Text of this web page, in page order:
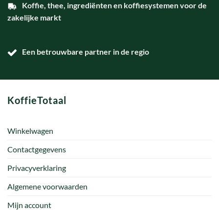
Koffie, thee, ingrediënten en koffiesystemen voor de
zakelijke markt
Een betrouwbare partner in de regio
KoffieTotaal
Winkelwagen
Contactgegevens
Privacyverklaring
Algemene voorwaarden
Mijn account